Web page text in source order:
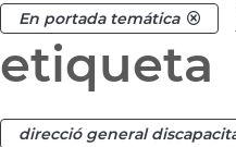
En portada temática
etiqueta
direcció general